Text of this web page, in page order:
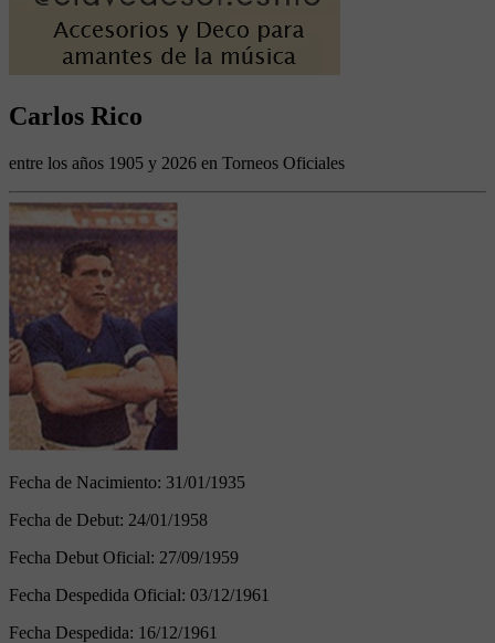
Carlos Rico
entre los años 1905 y 2026 en Torneos Oficiales
Fecha de Nacimiento: 31/01/1935
Fecha de Debut: 24/01/1958
Fecha Debut Oficial: 27/09/1959
Fecha Despedida Oficial: 03/12/1961
Fecha Despedida: 16/12/1961